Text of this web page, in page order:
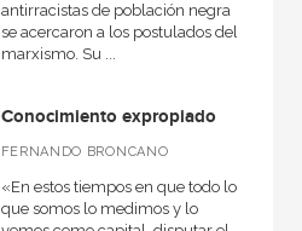
antirracistas de población negra
se acercaron a los postulados del
marxismo. Su ...
Conocimiento expropiado
FERNANDO BRONCANO
«En estos tiempos en que todo lo
que somos lo medimos y lo